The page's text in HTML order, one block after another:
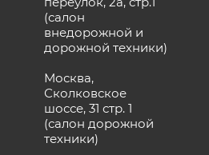
(салон
внедорожной и
дорожной техники)
Москва,
Сколковское
шоссе, 31 стр. 1
(салон дорожной
техники)